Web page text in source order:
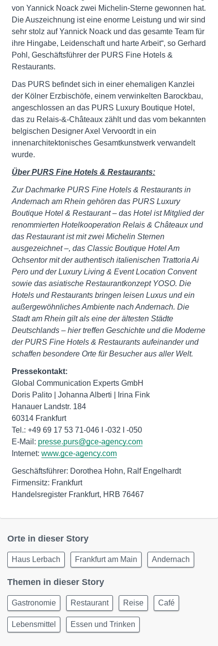
von Yannick Noack zwei Michelin-Sterne gewonnen hat.
Die Auszeichnung ist eine enorme Leistung und wir sind
sehr stolz auf Yannick Noack und das gesamte Team für
ihre Hingabe, Leidenschaft und harte Arbeit“, so Gerhard
Pohl, Geschäftsführer der PURS Fine Hotels &
Restaurants.
Das PURS befindet sich in einer ehemaligen Kanzlei
der Kölner Erzbischöfe, einem verwinkelten Barockbau,
angeschlossen an das PURS Luxury Boutique Hotel,
das zu Relais-&-Châteaux zählt und das vom bekannten
belgischen Designer Axel Vervoordt in ein
innenarchitektonisches Gesamtkunstwerk verwandelt
wurde.
Über PURS Fine Hotels & Restaurants:
Zur Dachmarke PURS Fine Hotels & Restaurants in
Andernach am Rhein gehören das PURS Luxury
Boutique Hotel & Restaurant – das Hotel ist Mitglied der
renommierten Hotelkooperation Relais & Châteaux und
das Restaurant ist mit zwei Michelin Sternen
ausgezeichnet –, das Classic Boutique Hotel Am
Ochsentor mit der authentisch italienischen Trattoria Ai
Pero und der Luxury Living & Event Location Convent
sowie das asiatische Restaurantkonzept YOSO. Die
Hotels und Restaurants bringen leisen Luxus und ein
außergewöhnliches Ambiente nach Andernach. Die
Stadt am Rhein gilt als eine der ältesten Städte
Deutschlands – hier treffen Geschichte und die Moderne
der PURS Fine Hotels & Restaurants aufeinander und
schaffen besondere Orte für Besucher aus aller Welt.
Pressekontakt:
Global Communication Experts GmbH
Doris Palito | Johanna Alberti | Irina Fink
Hanauer Landstr. 184
60314 Frankfurt
Tel.: +49 69 17 53 71-046 I -032 I -050
E-Mail: presse.purs@gce-agency.com
Internet: www.gce-agency.com
Geschäftsführer: Dorothea Hohn, Ralf Engelhardt
Firmensitz: Frankfurt
Handelsregister Frankfurt, HRB 76467
Orte in dieser Story
Haus Lerbach Frankfurt am Main Andernach
Themen in dieser Story
Gastronomie Restaurant Reise Café
Lebensmittel Essen und Trinken